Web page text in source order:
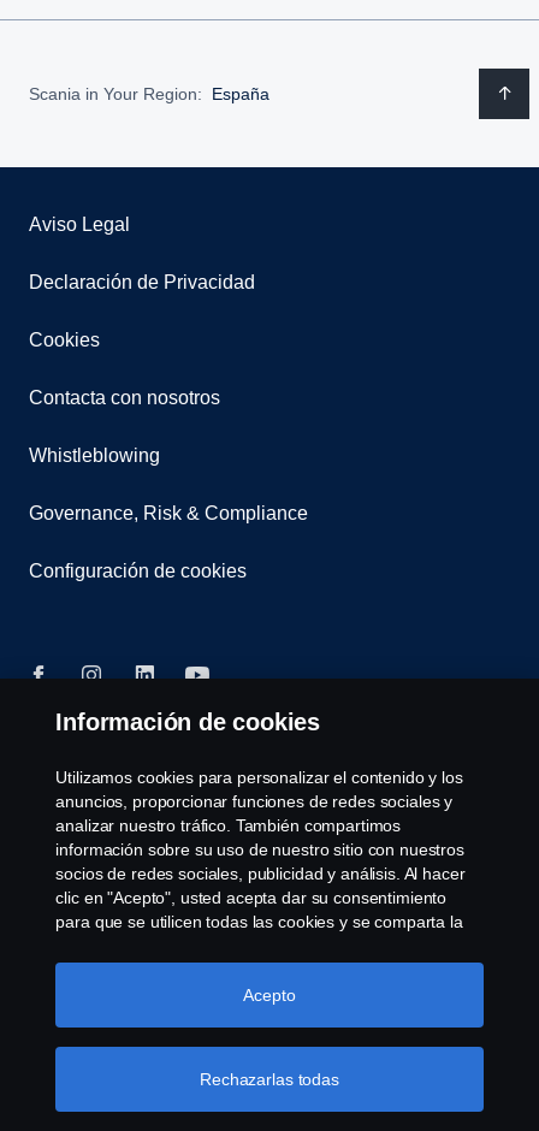
Scania in Your Region: España
Aviso Legal
Declaración de Privacidad
Cookies
Contacta con nosotros
Whistleblowing
Governance, Risk & Compliance
Configuración de cookies
© Copyright Scania 2025 All rights reserved. Scania
CV AB (publ), SE-151 87 Södertälje, Sweden, Tel:
+46-8-55 38 10 00, Fax: +46-8-55 38 10 37.
Información de cookies
Utilizamos cookies para personalizar el contenido y los
anuncios, proporcionar funciones de redes sociales y
analizar nuestro tráfico. También compartimos
información sobre su uso de nuestro sitio con nuestros
socios de redes sociales, publicidad y análisis. Al hacer
clic en "Acepto", usted acepta dar su consentimiento
para que se utilicen todas las cookies y se comparta la
haciendo clic en "Configuración de cookies" y
seleccionando las categorías que desea aceptar. Para
Más información sobre su privacidad
Rechazarlas todas
Acepto